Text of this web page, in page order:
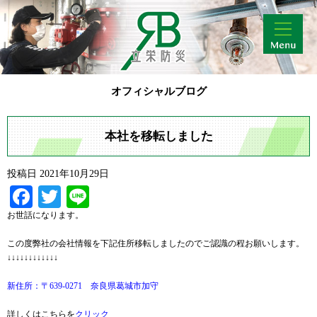
オフィシャルブログ
本社を移転しました
投稿日 2021年10月29日
Facebook
Twitter
お世話になります。
この度弊社の会社情報を下記住所移転しましたのでご認識の程お願いします。
↓↓↓↓↓↓↓↓↓↓↓↓
新住所：〒639-0271 奈良県葛城市加守
詳しくはこちらをクリック